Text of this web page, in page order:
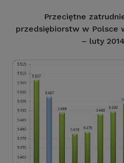
Przeciętne
przedsiębiorstw w Polsce
– luty